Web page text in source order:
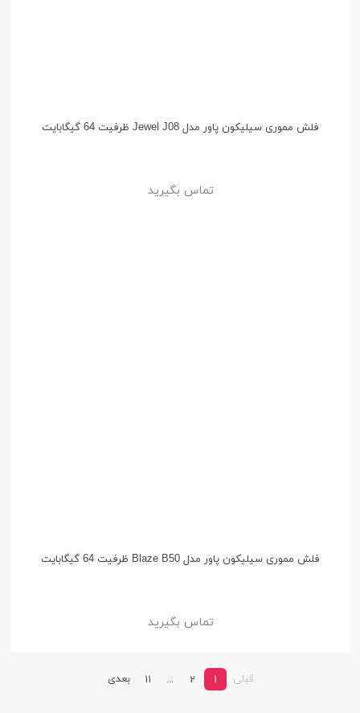
فلش مموری سیلیکون پاور مدل Jewel J08 ظرفیت 64 گیگابایت
تماس بگیرید
فلش مموری سیلیکون پاور مدل Blaze B50 ظرفیت 64 گیگابایت
تماس بگیرید
قبلی 1
2
...
11 بعدی